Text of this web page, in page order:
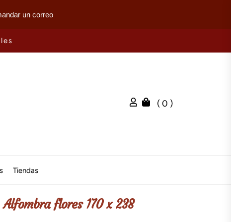
un correo
( 0 )
Tiendas
Alfombra flores 170 x 238